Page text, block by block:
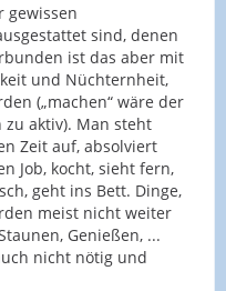
gewissen
sind, denen
ist das aber mit
und Nüchternheit,
(„machen“ wäre der
zu aktiv). Man steht
Zeit auf, absolviert
Job, kocht, sieht fern,
geht ins Bett. Dinge,
meist nicht weiter
Genießen, ...
nicht nötig und